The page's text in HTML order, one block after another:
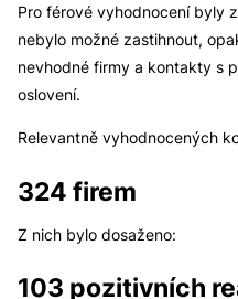
Pro férové vyhodnocení byly
nebylo možné zastihnout,
nevhodné firmy a kontakty s
oslovení.
Relevantně vyhodnocených
324 firem
Z nich bylo dosaženo:
103 pozitivních